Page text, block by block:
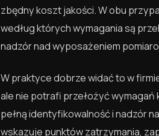
zbędny koszt jakości. W obu
według których wymagania są
nadzór nad wyposażeniem
W praktyce dobrze widać to w
ale nie potrafi przełożyć
pełną identyfikowalność i nadzór
wskazuje punktów zatrzymania,